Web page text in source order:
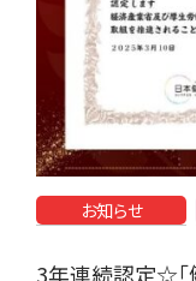
お知らせ
3年連続認定☆